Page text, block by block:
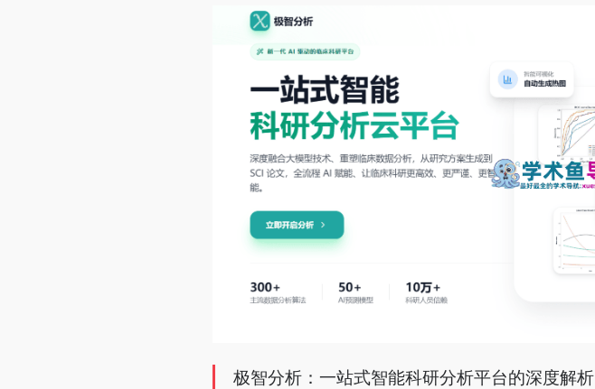
极智分析：一站式智能科研分析平台的深度解析